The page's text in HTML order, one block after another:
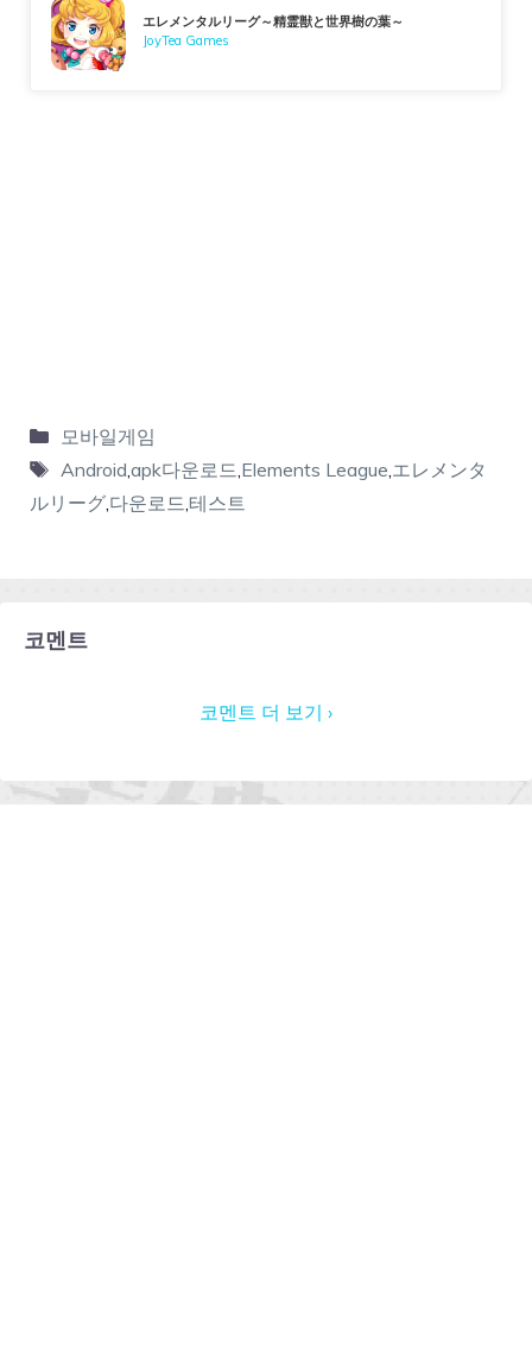
エレメンタルリーグ～精霊獣と世界樹の葉～
JoyTea Games
모바일게임
Android,apk다운로드,Elements League,エレメンタ
ルリーグ,다운로드,테스트
코멘트
코멘트 더 보기 ›